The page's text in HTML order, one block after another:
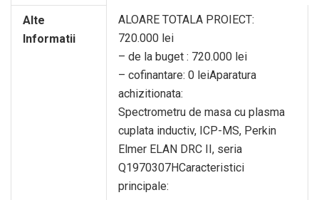
Alte
Informatii
ALOARE TOTALA PROIECT:
720.000 lei
– de la buget : 720.000 lei
– cofinantare: 0 leiAparatura
achizitionata:
Spectrometru de masa cu plasma
cuplata inductiv, ICP-MS, Perkin
Elmer ELAN DRC II, seria
Q1970307HCaracteristici
principale: